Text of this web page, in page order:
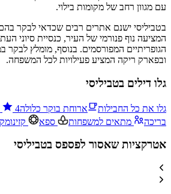
עם מגוון רחב של מקומות בילוי.
בטביליסי ישנם אתרים רבים שכדאי לבקר
המציעה נוף פנורמי של העיר, כנסיית סיוני
הגופריתיים המפורסמים. בנוסף, מומלץ לבקר
ובפארק ריקה המציע פעילויות לכל המשפחה.
גלו דילים בטביליסי
גלו את כל החבילות ארוחת בוקר כלולה4
בריכה
מתאים למשפחות ספא קזינו
אטרקציות שאסור לפספס בטביליסי